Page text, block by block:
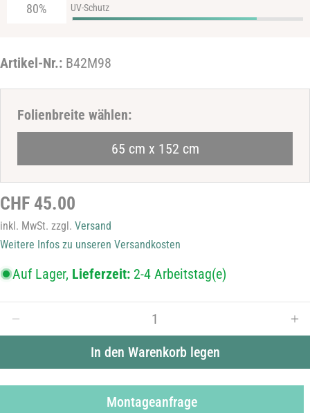
80% UV-Schutz
Artikel-Nr.: B42M98
Folienbreite wählen:
65 cm x 152 cm
Regulärer
Preis
CHF 45.00
inkl. MwSt. zzgl. Versand
Weitere Infos zu unseren Versandkosten
Auf Lager, Lieferzeit: 2-4 Arbeitstag(e)
Menge für Sichtschutzfolie B42M98 verringern
In den Warenkorb legen
Montageanfrage
Ihre
Ihre
Nachricht